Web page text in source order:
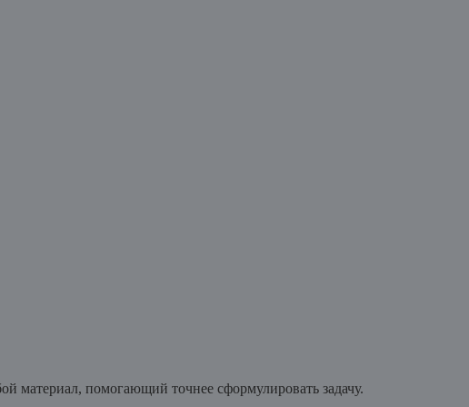
материал, помогающий точнее сформулировать задачу.